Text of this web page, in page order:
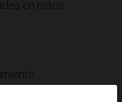
en estos
detectar otras